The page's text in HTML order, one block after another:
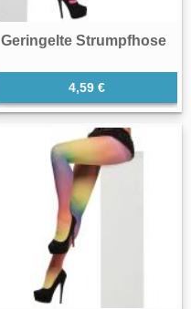
Geringelte Strumpfhose
4,59 €